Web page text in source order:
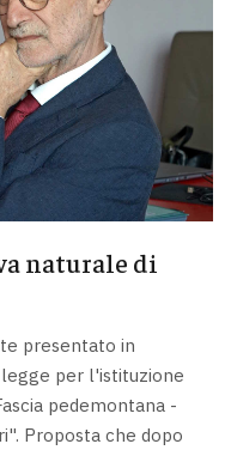
naturale di
presentato in
per l'istituzione
pedemontana -
Proposta che dopo